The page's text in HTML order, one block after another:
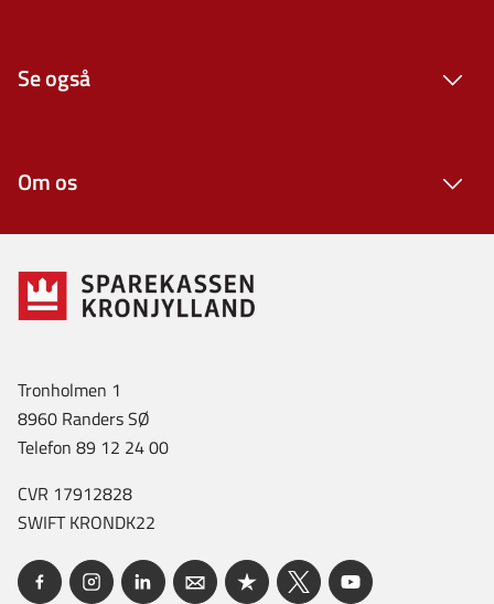
Se også
Om os
Tronholmen 1
8960 Randers SØ
Telefon 89 12 24 00
CVR 17912828
SWIFT KRONDK22